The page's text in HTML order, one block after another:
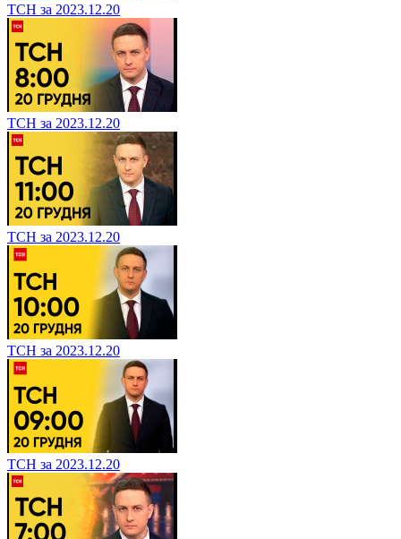
ТСН за 2023.12.20
ТСН за 2023.12.20
ТСН за 2023.12.20
ТСН за 2023.12.20
ТСН за 2023.12.20